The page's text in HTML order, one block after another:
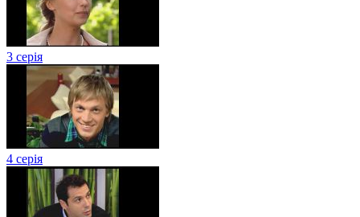
3 серія
4 серія